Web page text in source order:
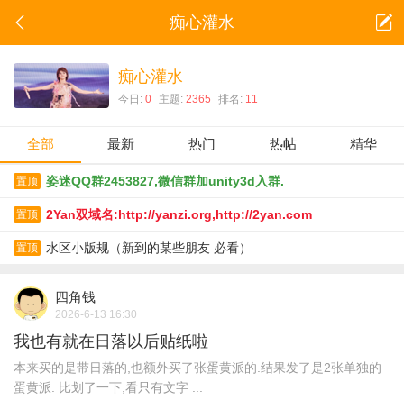
痴心灌水
痴心灌水
今日:0 主题:2365 排名: 11
全部 最新 热门 热帖 精华
置顶 姿迷QQ群2453827,微信群加unity3d入群.
置顶 2Yan双域名:http://yanzi.org,http://2yan.com
置顶 水区小版规（新到的某些朋友 必看）
四角钱
2026-6-13 16:30
我也有就在日落以后贴纸啦
本来买的是带日落的,也额外买了张蛋黄派的.结果发了是2张单独的
蛋黄派. 比划了一下,看只有文字 ...